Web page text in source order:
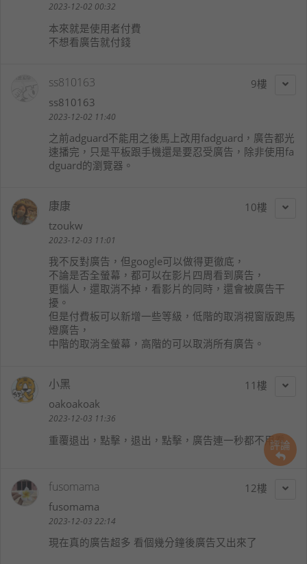
評論
2023-12-02 00:32
本來就是使用者付費
不想看廣告就付錢
9
ss810163
ss810163
2023-12-02 11:40
之前adguard不能用之後馬上改用fadguard，廣告都光
速播完，只是平板跟手機還是要忍受廣告，除非使用fa
dguard的瀏覽器。
10
康康
tzoukw
2023-12-03 11:01
我不反對廣告，但google可以做得更徹底，
不論是否全螢幕，都可以在影片四周看到廣告，
更惱人，還取消不掉，看影片的同時，還會被廣告干
擾。
但是付費板可以新增一些等級，低階的取消視窗版跑馬
燈廣告，
中階的取消全螢幕，高階的可以取消所有廣告。
11
小黑
oakoakoak
2023-12-03 11:36
重覆退出，點擊，退出，點擊，廣告連一秒都不用看
12
fusomama
fusomama
2023-12-03 22:14
現在真的廣告超多 看個幾分鐘後廣告又出來了